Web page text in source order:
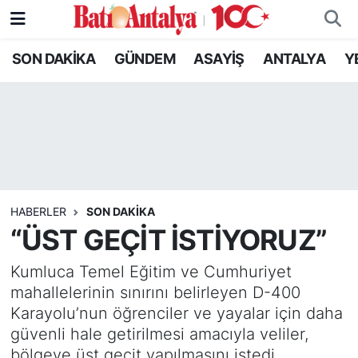
SON DAKİKA GÜNDEM ASAYİŞ ANTALYA
HABERLER SON DAKIKA
“ÜST GEÇİT İSTİYORUZ”
Kumluca Temel Eğitim ve Cumhuriyet
mahallelerinin sınırını belirleyen D-400
Karayolu’nun öğrenciler ve yayalar için daha
güvenli hale getirilmesi amacıyla veliler,
SON DAKİKA
YEREL GÜNDEM
RESMİ İLANLAR
EKONOMİ
Nöbetçi Eczaneler
Tüm Manşetler
Son Dakika Haberleri
Haber Arşivi